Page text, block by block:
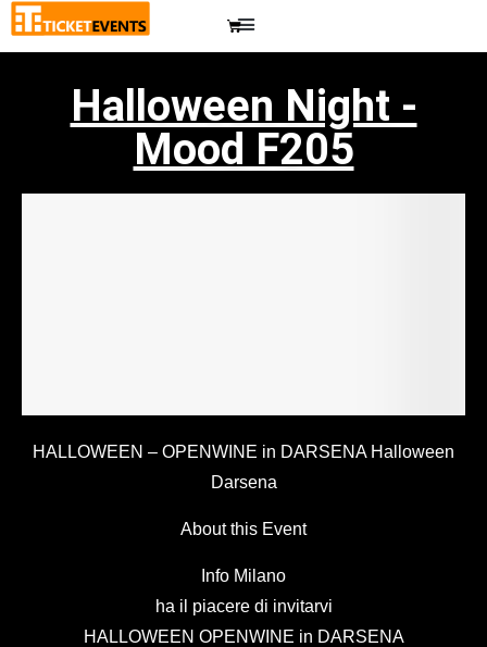
Halloween Night -
Mood F205
HALLOWEEN – OPENWINE in DARSENA Halloween
Darsena
About this Event
Info Milano
ha il piacere di invitarvi
HALLOWEEN OPENWINE in DARSENA